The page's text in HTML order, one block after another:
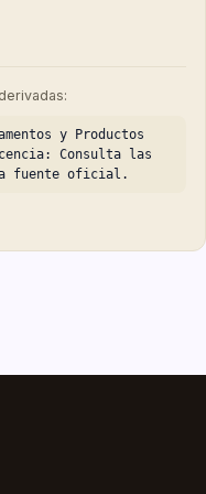
y Productos
Consulta las
fuente oficial.